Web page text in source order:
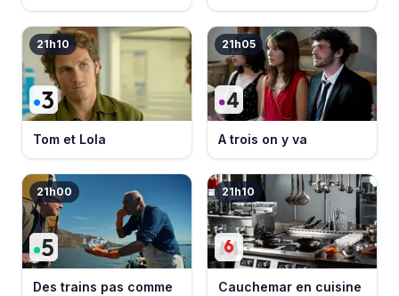
événement
21h10
Tom et Lola
21h05
A trois on y va
21h00
Des trains pas comme
21h10
Cauchemar en cuisine